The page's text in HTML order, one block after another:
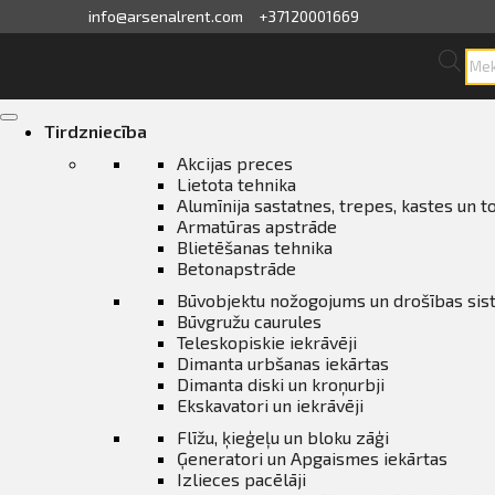
info@arsenalrent.com +37120001669
daļu pasūtīšana
Skip
Tirdzniecība
Akcijas preces
Lietota tehnika
Alumīnija sastatnes, trepes, kastes un
Armatūras apstrāde
Blietēšanas tehnika
Betonapstrāde
Būvobjektu nožogojums un drošības
Būvgružu caurules
Teleskopiskie iekrāvēji
Dimanta urbšanas iekārtas
Dimanta diski un kroņurbji
Ekskavatori un iekrāvēji
Flīžu, ķieģeļu un bloku zāģi
Ģeneratori un Apgaismes iekārtas
Izlieces pacēlāji